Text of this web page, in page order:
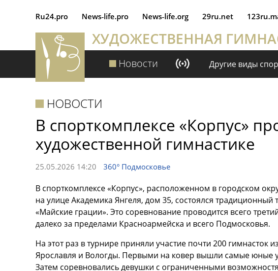
Ru24.pro News‑life.pro News‑life.org 29ru.net
ХУДОЖЕСТВЕННАЯ
Новости Другие виды
НОВОСТИ
В спорткомплексе «Корпус»
художественной гимнастике
25.05.2026 14:20 360° Подмосковье
В спорткомплексе «Корпус», расположенном в городском
на улице Академика Янгеля, дом 35, состоялся традиционный
«Майские грации». Это соревнование проводится всего
далеко за пределами Красноармейска и всего Подмосковья.
На этот раз в турнире приняли участие почти 200 гимнасток
Ярославля и Вологды. Первыми на ковер вышли самые юные
Затем соревновались девушки с ограниченными